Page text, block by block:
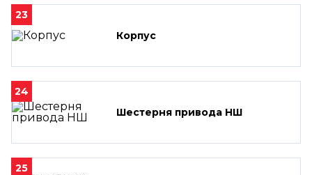
23
Корпус
24
Шестерня привода НШ
25